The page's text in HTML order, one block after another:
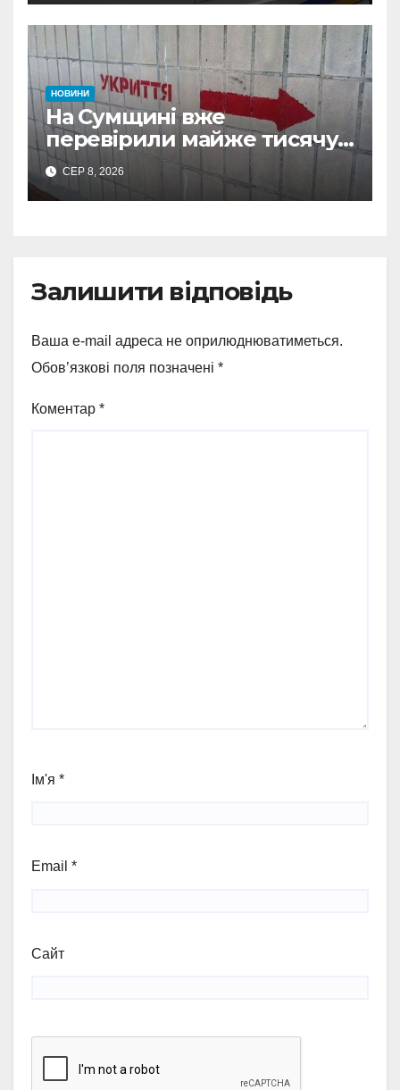
НОВИНИ
На Сумщині вже
перевірили майже тисячу
укриттів: де виявили
замкнені двері
СЕР 8, 2026
Залишити відповідь
Ваша e-mail адреса не оприлюднюватиметься.
Обов’язкові поля позначені *
Коментар *
Ім'я *
Email *
Сайт